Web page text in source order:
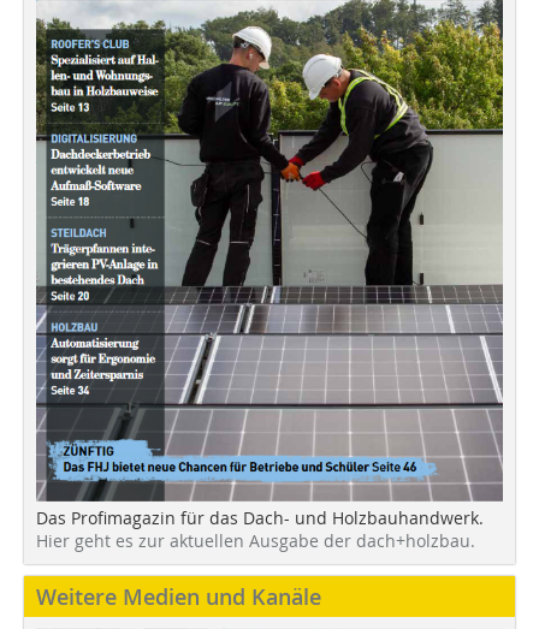
Das Profimagazin für das Dach- und Holzbauhandwerk.
Hier geht es zur aktuellen Ausgabe der dach+holzbau.
Weitere Medien und Kanäle